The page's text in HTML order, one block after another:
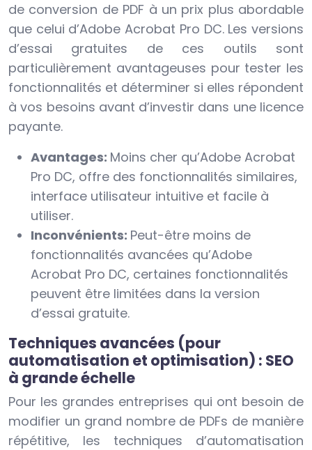
de conversion de PDF à un prix plus abordable
que celui d’Adobe Acrobat Pro DC. Les versions
d’essai gratuites de ces outils sont
particulièrement avantageuses pour tester les
fonctionnalités et déterminer si elles répondent
à vos besoins avant d’investir dans une licence
payante.
Avantages: Moins cher qu’Adobe Acrobat
Pro DC, offre des fonctionnalités similaires,
interface utilisateur intuitive et facile à
utiliser.
Inconvénients: Peut-être moins de
fonctionnalités avancées qu’Adobe
Acrobat Pro DC, certaines fonctionnalités
peuvent être limitées dans la version
d’essai gratuite.
Techniques avancées (pour
automatisation et optimisation) : SEO
à grande échelle
Pour les grandes entreprises qui ont besoin de
modifier un grand nombre de PDFs de manière
répétitive, les techniques d’automatisation